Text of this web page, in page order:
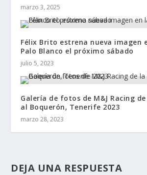
marzo 3, 2025
Félix Brito estrena nueva imagen
Palo Blanco el próximo sábado
julio 5, 2023
Galería de fotos de M&J Racing
al Boquerón, Tenerife 2023
marzo 28, 2023
DEJA UNA RESPUESTA